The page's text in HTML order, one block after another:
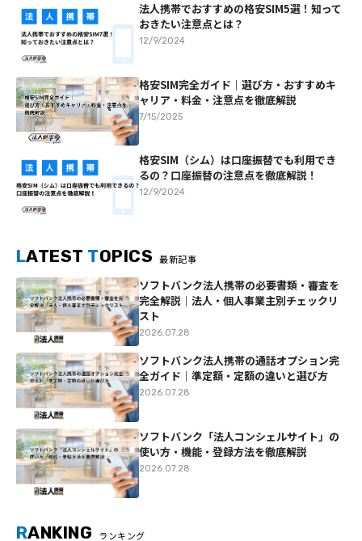
法人携帯でおすすめの格安SIM5選！知って
おきたい注意点とは？
12/9/2024
格安SIM完全ガイド｜選び方・おすすめキ
ャリア・料金・注意点を徹底解説
7/15/2025
格安SIM（シム）は口座振替でも利用でき
るの？口座振替の注意点を徹底解説！
12/9/2024
LATEST TOPICS 最新記事
ソフトバンク法人携帯の必要書類・審査を
完全解説｜法人・個人事業主別チェックリ
スト
2026.07.28
ソフトバンク法人携帯の通話オプション完
全ガイド｜準定額・定額の違いと選び方
2026.07.28
ソフトバンク「法人コンシェルサイト」の
使い方・機能・登録方法を徹底解説
2026.07.28
RANKING ランキング